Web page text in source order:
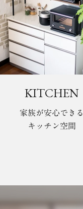
KITCHEN
家族が安心できる
キッチン空間